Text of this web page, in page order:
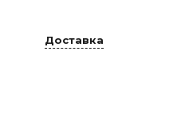
Доставка